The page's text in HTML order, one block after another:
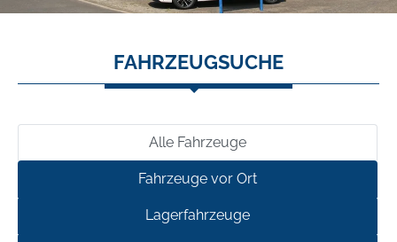
FAHRZEUGSUCHE
Alle Fahrzeuge
Fahrzeuge vor Ort
Lagerfahrzeuge